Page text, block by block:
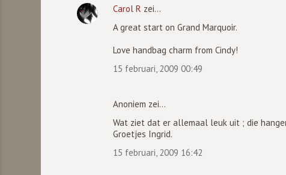
Carol R zei…
A great start on Grand Marquoir.
Love handbag charm from Cindy!
15 februari, 2009 00:49
Anoniem zei…
Wat ziet dat er allemaal leuk uit ; die
Groetjes Ingrid.
15 februari, 2009 16:42